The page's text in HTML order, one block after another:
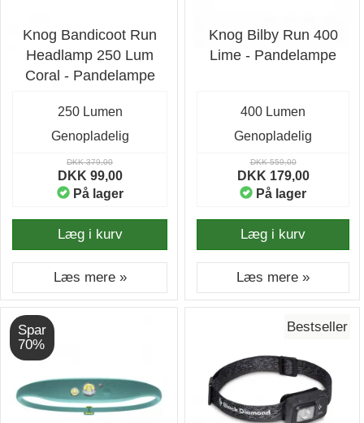
Knog Bandicoot Run
Headlamp 250 Lum
Coral - Pandelampe
250 Lumen
Genopladelig
DKK 379,00
DKK 99,00
På lager
Læg i kurv
Læs mere »
Knog Bilby Run 400
Lime - Pandelampe
400 Lumen
Genopladelig
DKK 559,00
DKK 179,00
På lager
Læg i kurv
Læs mere »
Spar
70%
Bestseller